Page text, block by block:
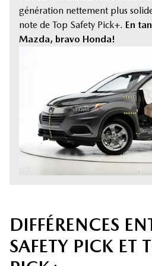
génération nettement plus
note de Top Safety Pick+. En
Mazda, bravo Honda!
DIFFÉRENCES
SAFETY PICK ET